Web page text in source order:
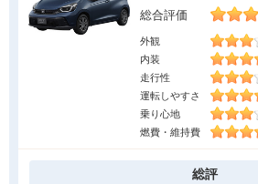
総合評価
外観
内装
走行性
運転しやすさ
乗り心地
燃費・維持費
総評